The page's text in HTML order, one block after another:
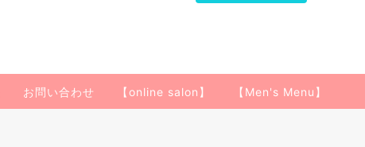
お問い合わせ 【online salon】 【Men's Menu】